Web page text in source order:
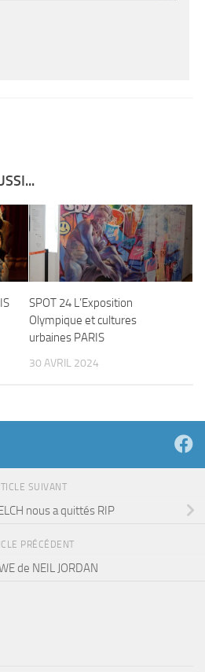
SPOT 24 L’Exposition
Olympique et cultures
urbaines PARIS
30 AVRIL 2024
SUIVANT
nous a quittés RIP
PRÉCÉDENT
de NEIL JORDAN